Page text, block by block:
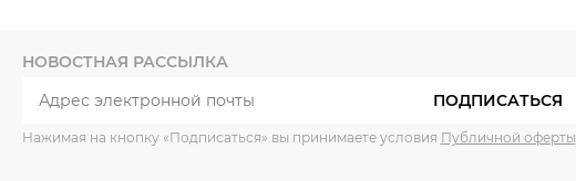
НОВОСТНАЯ РАССЫЛКА
ПОДПИСАТЬСЯ
Нажимая на кнопку «Подписаться» вы принимаете условия Публичной оферты